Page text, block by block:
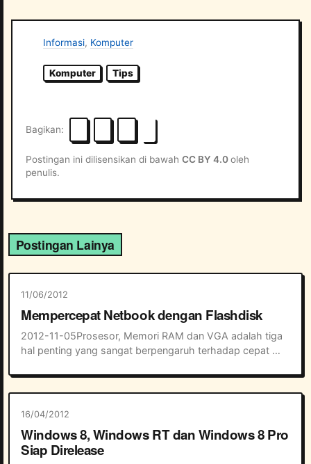
Informasi, Komputer
Komputer Tips
Postingan ini dilisensikan di bawahCC BY 4.0oleh
penulis.
Bagikan
Postingan Lainya
11/06/2012
Mempercepat Netbook dengan Flashdisk
2012-11-05Prosesor, Memori RAM dan VGA adalah tiga
hal penting yang sangat berpengaruh terhadap cepat
prosesor high end, namun memori RAM dan VRAM k...
16/04/2012
Windows 8, Windows RT dan Windows 8 Pro
Siap Direlease